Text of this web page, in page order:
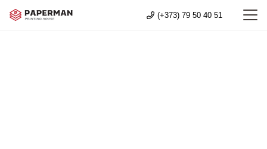
(+373) 79 50 40 51